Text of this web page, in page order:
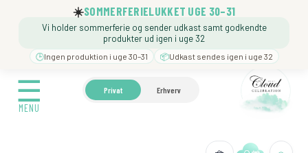
☀️SOMMERFERIELUKKET UGE 30–31
Vi holder sommerferie og sender udkast samt godkendte
produkter ud igen i uge 32
🕒Ingen produktion i uge 30–31 📦Udkast sendes igen i uge 32
☰
MENU
Privat Erhverv
☰
MENU
❓️ BESØG